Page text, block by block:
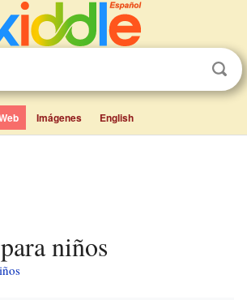
Imágenes English
niños